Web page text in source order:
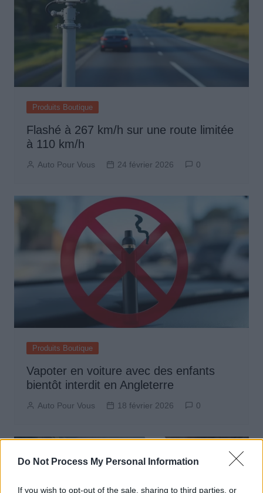
Do Not Process My Personal Information
If you wish to opt-out of the sale, sharing to third parties, or
Produits Boutique
Flashé à 267 km/h sur une route limitée
à 110 km/h
Auto Pour Vous 24 février 2026 0
Produits Boutique
Vapoter en voiture avec des enfants
bientôt interdit en Angleterre
Auto Pour Vous 18 février 2026 0